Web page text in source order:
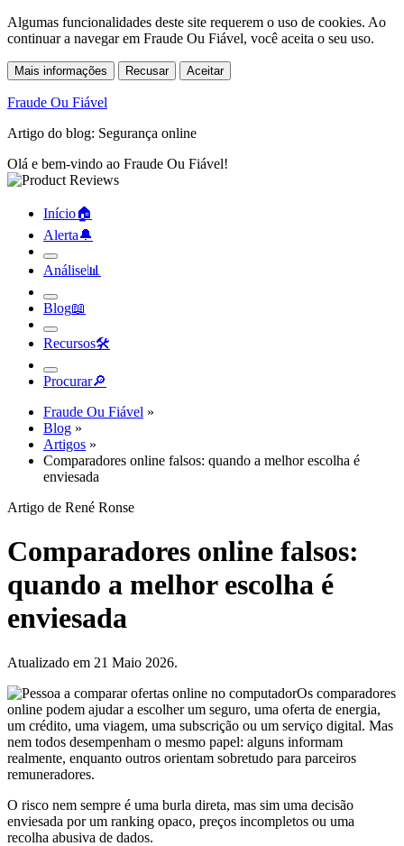
Algumas funcionalidades deste site requerem o uso de cookies. Ao
continuar a navegar em Fraude Ou Fiável, você aceita o seu uso.
Mais informações Recusar Aceitar
Fraude Ou Fiável
Artigo do blog: Segurança online
Olá e bem-vindo ao Fraude Ou Fiável!
Início🏠︎
Alerta🔔︎
Análise📊︎
Blog📖︎
Recursos🛠︎
Procurar🔎︎
Fraude Ou Fiável »
Blog »
Artigos »
Comparadores online falsos: quando a melhor escolha é
enviesada
Artigo de René Ronse
Comparadores online falsos:
quando a melhor escolha é
enviesada
Atualizado em 21 Maio 2026.
Os comparadores
online podem ajudar a escolher um seguro, uma oferta de energia,
um crédito, uma viagem, uma subscrição ou um serviço digital. Mas
nem todos desempenham o mesmo papel: alguns informam
realmente, enquanto outros orientam sobretudo para parceiros
remuneradores.
O risco nem sempre é uma burla direta, mas sim uma decisão
enviesada por um ranking opaco, preços incompletos ou uma
recolha abusiva de dados.